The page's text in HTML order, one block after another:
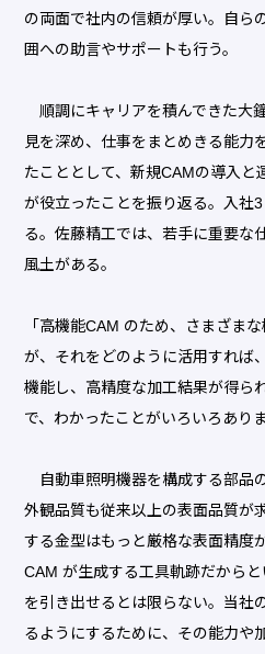
の両面で社内の信頼が厚い。自ら
囲への助言やサポートも行う。
順調にキャリアを積んできた大
見を深め、仕事をまとめきる能力
たこととして、新規CAMの導入と
が役立ったことを振り返る。入社
る。佐藤精工では、若手に重要な
風土がある。
「高機能CAM のため、さまざま
が、それをどのように活用すれば
機能し、高精度な加工結果が得ら
で、わかったことがいろいろあり
自動車照明機器を構成する部品
外観品質も従来以上の表面品質が
する金型はもっと厳格な表面精度
CAM が生成する工具軌跡だから
を引き出せるとは限らない。当社
るようにするために、その能力や